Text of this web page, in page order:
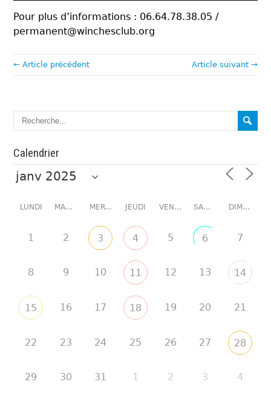
Pour plus d’informations : 06.64.78.38.05 /
permanent@winchesclub.org
← Article précédent Article suivant →
Calendrier
LUNDI MARDI MERCREDI JEUDI VENDREDI SAMEDI DIMANCHE
1 2 3 4 5 6 7
8 9 10 11 12 13 14
15 16 17 18 19 20 21
22 23 24 25 26 27 28
29 30 31 1 2 3 4